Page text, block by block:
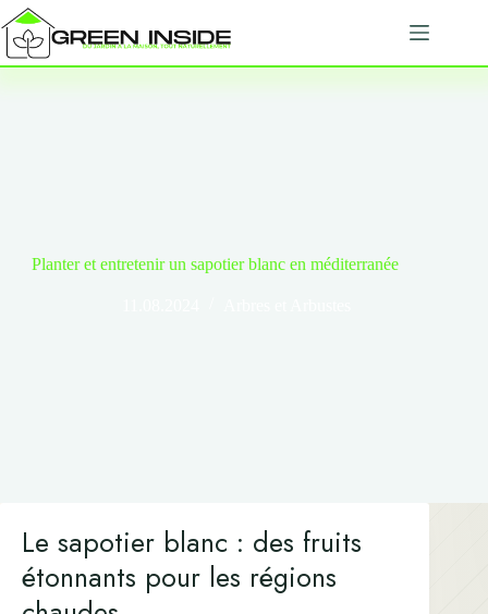
Passer
au
contenu
Planter et entretenir un sapotier blanc en méditerranée
Le sapotier blanc : des fruits
étonnants pour les régions